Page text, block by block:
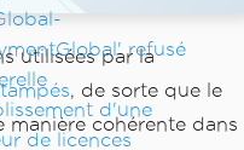
refusé
d'une
de licences
utilisées par la
, de sorte que le
cohérente dans